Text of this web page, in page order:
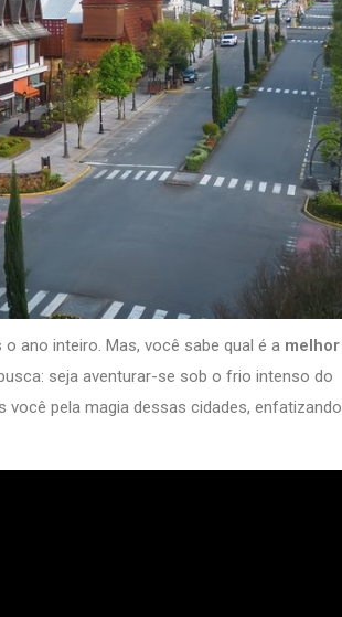
ano inteiro. Mas, você sabe qual é a melhor
seja aventurar-se sob o frio intenso do
você pela magia dessas cidades, enfatizando